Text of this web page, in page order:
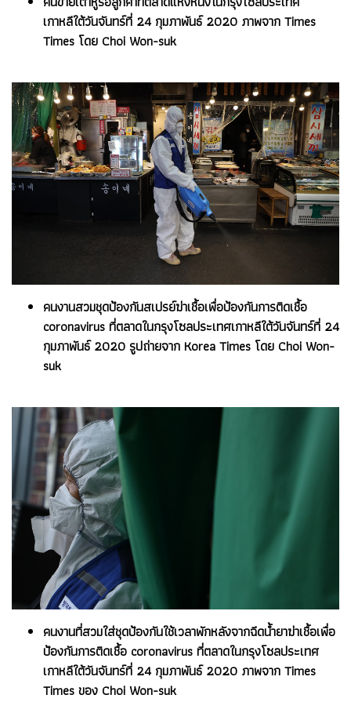
เกาหลีใต้วันจันทร์ที่ 24 กุมภาพันธ์ 2020 ภาพจาก Times
Times โดย Choi Won-suk
คนงานสวมชุดป้องกันสเปรย์ฆ่าเชื้อเพื่อป้องกันการติดเชื้อ
coronavirus ที่ตลาดในกรุงโซลประเทศเกาหลีใต้วันจันทร์ที่ 24
กุมภาพันธ์ 2020 รูปถ่ายจาก Korea Times โดย Choi Won-
suk
คนงานที่สวมใส่ชุดป้องกันใช้เวลาพักหลังจากฉีดน้ำยาฆ่าเชื้อเพื่อ
ป้องกันการติดเชื้อ coronavirus ที่ตลาดในกรุงโซลประเทศ
เกาหลีใต้วันจันทร์ที่ 24 กุมภาพันธ์ 2020 ภาพจาก Times
Times ของ Choi Won-suk